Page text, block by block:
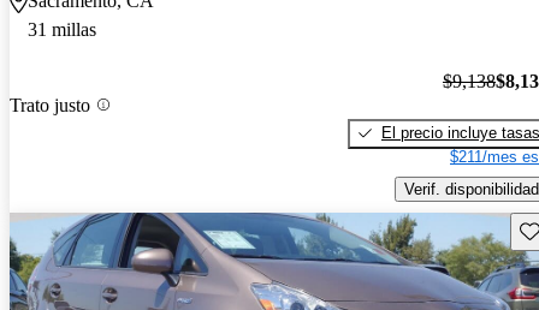
31 millas
Trato justo
$9,138
El precio incluye tasas
$211/mes
Verif. disponibilidad